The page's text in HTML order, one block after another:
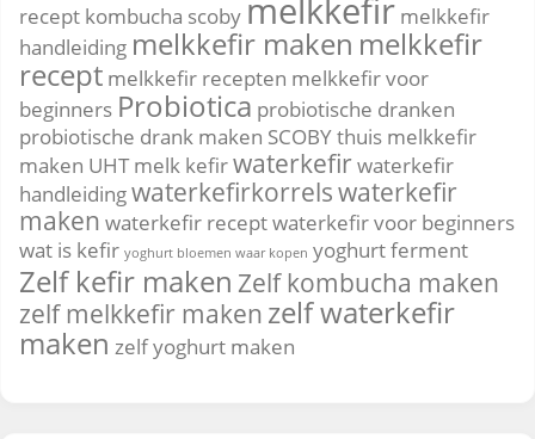
recept kombucha scoby melkkefir melkkefir
handleiding melkkefir maken melkkefir
recept melkkefir recepten melkkefir voor
beginners Probiotica probiotische dranken
probiotische drank maken SCOBYthuis melkkefir
maken UHT melk kefirwaterkefirwaterkefir
handleidingwaterkefirkorrelswaterkefir
maken waterkefir receptwaterkefir voor beginners
wat is kefir yoghurt bloemen waar kopen yoghurt ferment
Zelf kefir maken Zelf kombucha maken
zelf melkkefir maken zelf waterkefir
maken zelf yoghurt maken